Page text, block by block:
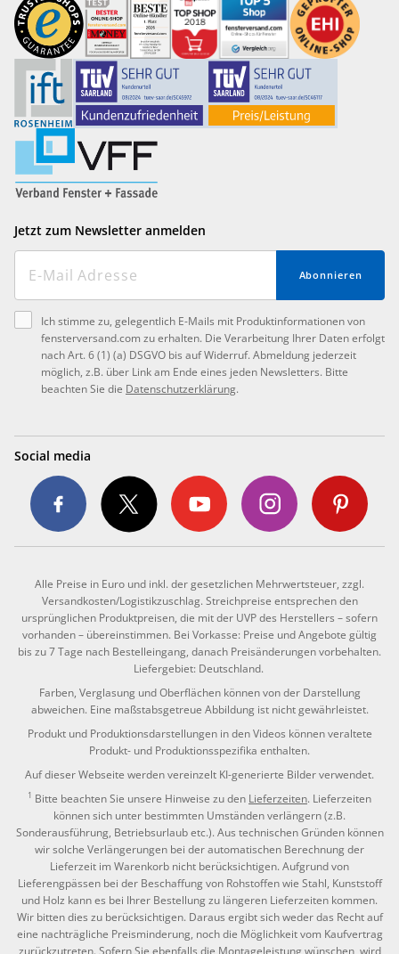
Jetzt zum Newsletter anmelden
Abonnieren
Ich stimme zu, gelegentlich E-Mails mit Produktinformationen von
fensterversand.com zu erhalten. Die Verarbeitung Ihrer Daten erfolgt
nach Art. 6 (1) (a) DSGVO bis auf Widerruf. Abmeldung jederzeit
möglich, z.B. über Link am Ende eines jeden Newsletters. Bitte
beachten Sie die Datenschutzerklärung.
Social media
Alle Preise in Euro und inkl. der gesetzlichen Mehrwertsteuer, zzgl.
Versandkosten/Logistikzuschlag. Streichpreise entsprechen den
ursprünglichen Produktpreisen, die mit der UVP des Herstellers – sofern
vorhanden – übereinstimmen. Bei Vorkasse: Preise und Angebote gültig
bis zu 7 Tage nach Bestelleingang, danach Preisänderungen vorbehalten.
Liefergebiet: Deutschland.
Farben, Verglasung und Oberflächen können von der Darstellung
abweichen. Eine maßstabsgetreue Abbildung ist nicht gewährleistet.
Produkt und Produktionsdarstellungen in den Videos können veraltete
Produkt- und Produktionsspezifika enthalten.
Auf dieser Webseite werden vereinzelt KI-generierte Bilder verwendet.
1 Bitte beachten Sie unsere Hinweise zu den Lieferzeiten. Lieferzeiten
können sich unter bestimmten Umständen verlängern (z.B.
Sonderausführung, Betriebsurlaub etc.). Aus technischen Gründen können
wir solche Verlängerungen bei der automatischen Berechnung der
Lieferzeit im Warenkorb nicht berücksichtigen. Aufgrund von
Lieferengpässen bei der Beschaffung von Rohstoffen wie Stahl, Kunststoff
und Holz kann es bei Ihrer Bestellung zu längeren Lieferzeiten kommen.
Wir bitten dies zu berücksichtigen. Daraus ergibt sich weder das Recht auf
eine nachträgliche Preisminderung, noch die Möglichkeit vom Kaufvertrag
zurückzutreten. Sofern Sie ebenfalls die Montageleistung wünschen, wird